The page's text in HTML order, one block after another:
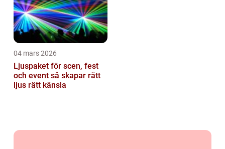
04 mars 2026
Ljuspaket för scen, fest
och event så skapar rätt
ljus rätt känsla